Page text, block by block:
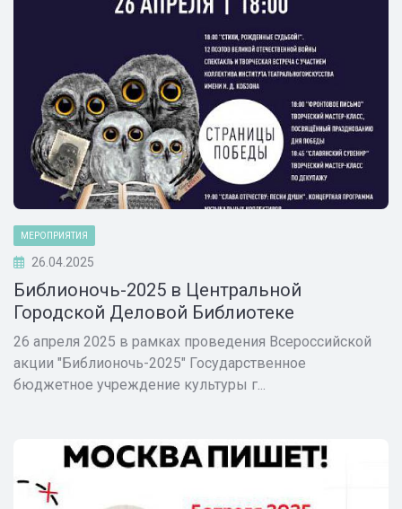
МЕРОПРИЯТИЯ
26.04.2025
Библионочь-2025 в Центральной
Городской Деловой Библиотеке
26 апреля 2025 в рамках проведения Всероссийской
акции "Библионочь-2025" Государственное
бюджетное учреждение культуры г...